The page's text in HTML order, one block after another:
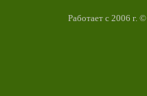
Работает с 2006 г. ©